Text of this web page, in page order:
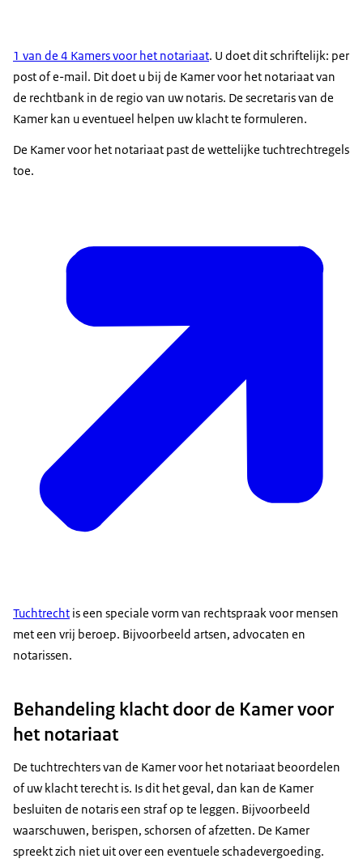
1 van de 4 Kamers voor het notariaat. U doet dit schriftelijk: per
post of e-mail. Dit doet u bij de Kamer voor het notariaat van
de rechtbank in de regio van uw notaris. De secretaris van de
Kamer kan u eventueel helpen uw klacht te formuleren.
De Kamer voor het notariaat past de wettelijke tuchtrechtregels
toe.
Tuchtrecht is een speciale vorm van rechtspraak voor mensen
met een vrij beroep. Bijvoorbeeld artsen, advocaten en
notarissen.
Behandeling klacht door de Kamer voor
het notariaat
De tuchtrechters van de Kamer voor het notariaat beoordelen
of uw klacht terecht is. Is dit het geval, dan kan de Kamer
besluiten de notaris een straf op te leggen. Bijvoorbeeld
waarschuwen, berispen, schorsen of afzetten. De Kamer
spreekt zich niet uit over een eventuele schadevergoeding.